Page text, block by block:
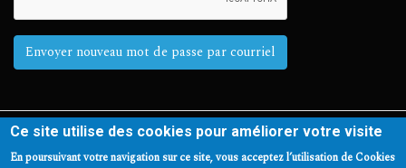
Envoyer nouveau mot de passe par courriel
Conditions d'utilisation Mentions légales
Plan du site
Ce site utilise des cookies pour améliorer votre visite
En poursuivant votre navigation sur ce site, vous acceptez l’utilisation de Cookies